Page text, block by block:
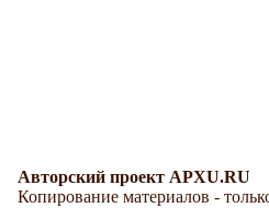
Авторский проект APXU.RU
Копирование материалов -